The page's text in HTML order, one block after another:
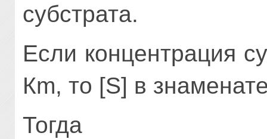
субстрата.
Если концентрация
Кm, то [S] в
Тогда